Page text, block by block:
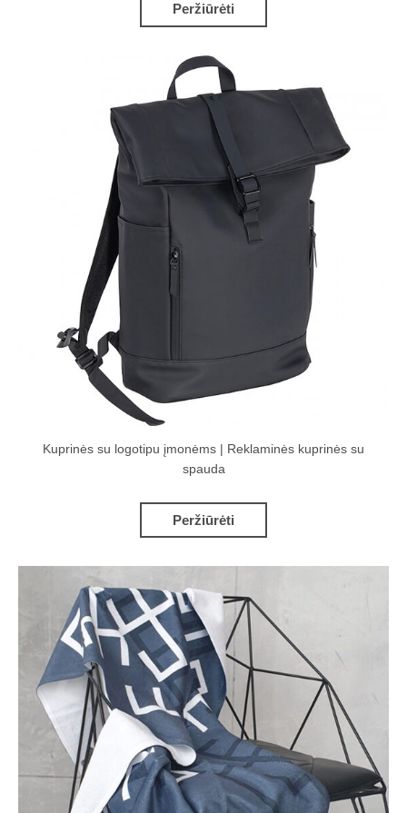
Peržiūrėti
Kuprinės su logotipu įmonėms | Reklaminės kuprinės su
spauda
Peržiūrėti